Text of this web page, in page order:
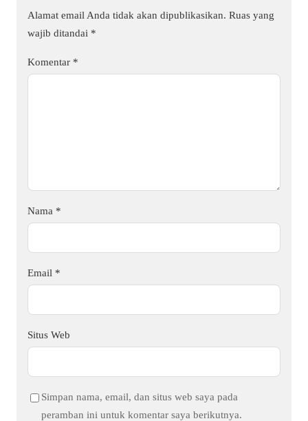
Alamat email Anda tidak akan dipublikasikan. Ruas yang
wajib ditandai *
Komentar *
Nama *
Email *
Situs Web
Simpan nama, email, dan situs web saya pada
peramban ini untuk komentar saya berikutnya.